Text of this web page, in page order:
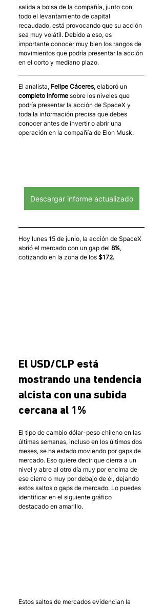
salida a bolsa de la compañía, junto con
todo el levantamiento de capital
recaudado, está provocando que su acción
sea muy volátil. Debido a eso, es
importante conocer muy bien los rangos de
movimientos que podría presentar la acción
en el corto y mediano plazo.
El analista, Felipe Cáceres, elaboró un
completo informe sobre los niveles que
podría presentar la acción de SpaceX y
toda la información precisa que debes
conocer antes de invertir o abrir una
operación en la compañía de Elon Musk.
Descargar informe actualizado
Hoy lunes 15 de junio, la acción de SpaceX
abrió el mercado con un gap del 8%,
cotizando en la zona de los $172.
El USD/CLP está
mostrando una tendencia
alcista con una subida
cercana al 1%
El tipo de cambio dólar-peso chileno en las
últimas semanas, incluso en los últimos dos
meses, se ha estado moviendo por gaps de
mercado. Eso quiere decir que cierra a un
nivel y abre al otro día muy por encima de
ese cierre o muy por debajo de él, dejando
estos saltos o gaps de mercado. Lo puedes
identificar en el siguiente gráfico
destacado en amarillo.
Estos saltos de mercados evidencian la